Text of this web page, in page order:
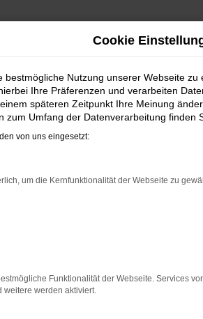
Cookie
bestmögliche Nutzung unserer Webseite
Ihre Präferenzen und verarbeiten
späteren Zeitpunkt Ihre Meinung
zum Umfang der Datenverarbeitung finden
von uns eingesetzt:
um die Kernfunktionalität der Webseite zu
Funktionalität der Webseite. Services
weitere werden aktiviert.